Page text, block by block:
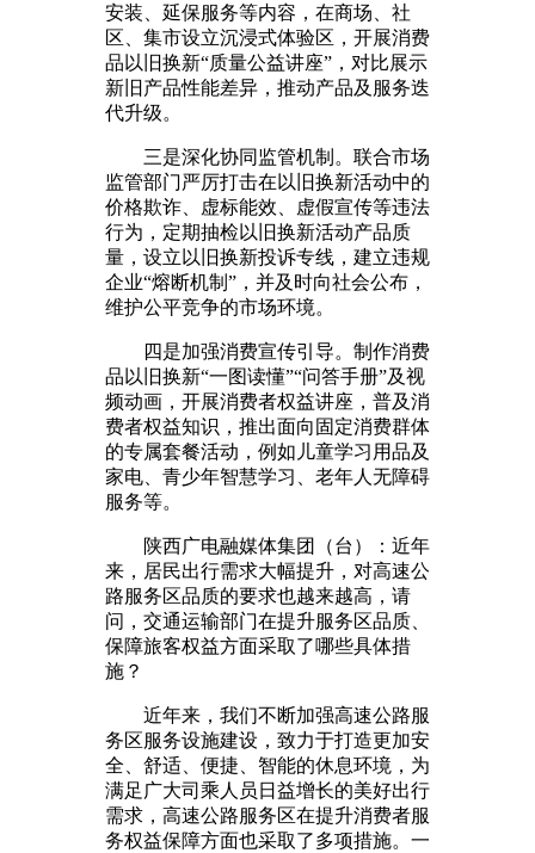
安装、延保服务等内容，在商场、社
区、集市设立沉浸式体验区，开展消费
品以旧换新“质量公益讲座”，对比展示
新旧产品性能差异，推动产品及服务迭
代升级。
三是深化协同监管机制。联合市场
监管部门严厉打击在以旧换新活动中的
价格欺诈、虚标能效、虚假宣传等违法
行为，定期抽检以旧换新活动产品质
量，设立以旧换新投诉专线，建立违规
企业“熔断机制”，并及时向社会公布，
维护公平竞争的市场环境。
四是加强消费宣传引导。制作消费
品以旧换新“一图读懂”“问答手册”及视
频动画，开展消费者权益讲座，普及消
费者权益知识，推出面向固定消费群体
的专属套餐活动，例如儿童学习用品及
家电、青少年智慧学习、老年人无障碍
服务等。
陕西广电融媒体集团（台）：近年
来，居民出行需求大幅提升，对高速公
路服务区品质的要求也越来越高，请
问，交通运输部门在提升服务区品质、
保障旅客权益方面采取了哪些具体措
施？
近年来，我们不断加强高速公路服
务区服务设施建设，致力于打造更加安
全、舒适、便捷、智能的休息环境，为
满足广大司乘人员日益增长的美好出行
需求，高速公路服务区在提升消费者服
务权益保障方面也采取了多项措施。一